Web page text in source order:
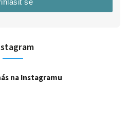
na Instagramu